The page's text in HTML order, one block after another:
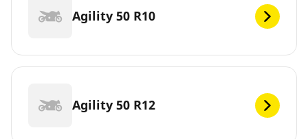
Agility 50 R10
Agility 50 R12